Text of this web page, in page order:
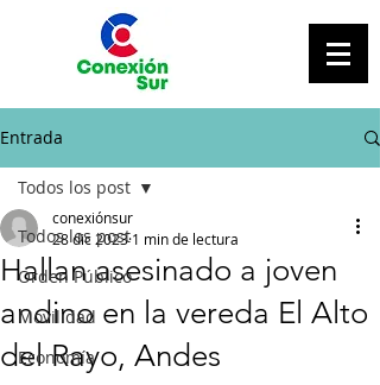
Entrada
Todos los post
Orden Público
Movilidad
Economía
Todos los post
Hallan asesinado a joven
andino en la vereda El Alto
del Rayo, Andes
conexiónsur
28 dic 2023 1 min de lectura